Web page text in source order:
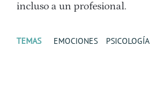
incluso a un profesional.
TEMAS EMOCIONES PSICOLOGÍA